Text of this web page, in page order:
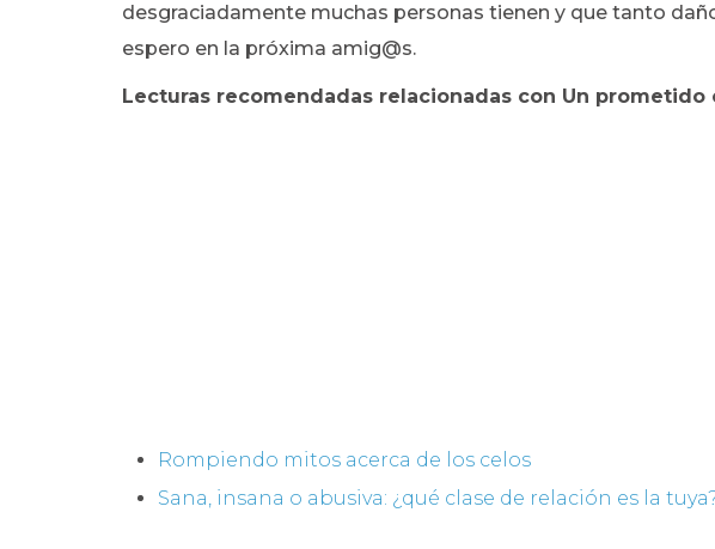
desgraciadamente muchas personas tienen y que tanto
espero en la próxima amig@s.
Lecturas recomendadas relacionadas con Un prometido
Rompiendo mitos acerca de los celos
Sana, insana o abusiva: ¿qué clase de relación es la